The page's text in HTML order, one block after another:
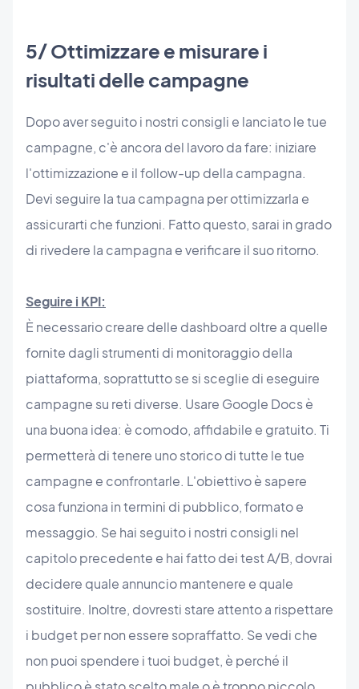
5/ Ottimizzare e misurare i
risultati delle campagne
Dopo aver seguito i nostri consigli e lanciato le tue
campagne, c'è ancora del lavoro da fare: iniziare
l'ottimizzazione e il follow-up della campagna.
Devi seguire la tua campagna per ottimizzarla e
assicurarti che funzioni. Fatto questo, sarai in grado
di rivedere la campagna e verificare il suo ritorno.
Seguire i KPI:
È necessario creare delle dashboard oltre a quelle
fornite dagli strumenti di monitoraggio della
piattaforma, soprattutto se si sceglie di eseguire
campagne su reti diverse. Usare Google Docs è
una buona idea: è comodo, affidabile e gratuito. Ti
permetterà di tenere uno storico di tutte le tue
campagne e confrontarle. L'obiettivo è sapere
cosa funziona in termini di pubblico, formato e
messaggio. Se hai seguito i nostri consigli nel
capitolo precedente e hai fatto dei test A/B, dovrai
decidere quale annuncio mantenere e quale
sostituire. Inoltre, dovresti stare attento a rispettare
i budget per non essere sopraffatto. Se vedi che
non puoi spendere i tuoi budget, è perché il